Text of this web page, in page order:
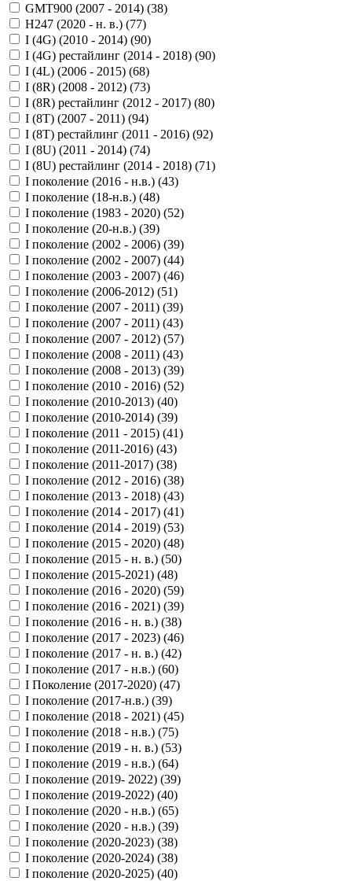
GMT900 (2007 - 2014) (38)
H247 (2020 - н. в.) (77)
I (4G) (2010 - 2014) (90)
I (4G) рестайлинг (2014 - 2018) (90)
I (4L) (2006 - 2015) (68)
I (8R) (2008 - 2012) (73)
I (8R) рестайлинг (2012 - 2017) (80)
I (8T) (2007 - 2011) (94)
I (8T) рестайлинг (2011 - 2016) (92)
I (8U) (2011 - 2014) (74)
I (8U) рестайлинг (2014 - 2018) (71)
I поколение (2016 - н.в.) (43)
I поколение (18-н.в.) (48)
I поколение (1983 - 2020) (52)
I поколение (20-н.в.) (39)
I поколение (2002 - 2006) (39)
I поколение (2002 - 2007) (44)
I поколение (2003 - 2007) (46)
I поколение (2006-2012) (51)
I поколение (2007 - 2011) (39)
I поколение (2007 - 2011) (43)
I поколение (2007 - 2012) (57)
I поколение (2008 - 2011) (43)
I поколение (2008 - 2013) (39)
I поколение (2010 - 2016) (52)
I поколение (2010-2013) (40)
I поколение (2010-2014) (39)
I поколение (2011 - 2015) (41)
I поколение (2011-2016) (43)
I поколение (2011-2017) (38)
I поколение (2012 - 2016) (38)
I поколение (2013 - 2018) (43)
I поколение (2014 - 2017) (41)
I поколение (2014 - 2019) (53)
I поколение (2015 - 2020) (48)
I поколение (2015 - н. в.) (50)
I поколение (2015-2021) (48)
I поколение (2016 - 2020) (59)
I поколение (2016 - 2021) (39)
I поколение (2016 - н. в.) (38)
I поколение (2017 - 2023) (46)
I поколение (2017 - н. в.) (42)
I поколение (2017 - н.в.) (60)
I Поколение (2017-2020) (47)
I поколение (2017-н.в.) (39)
I поколение (2018 - 2021) (45)
I поколение (2018 - н.в.) (75)
I поколение (2019 - н. в.) (53)
I поколение (2019 - н.в.) (64)
I поколение (2019- 2022) (39)
I поколение (2019-2022) (40)
I поколение (2020 - н.в.) (65)
I поколение (2020 - н.в.) (39)
I поколение (2020-2023) (38)
I поколение (2020-2024) (38)
I поколение (2020-2025) (40)